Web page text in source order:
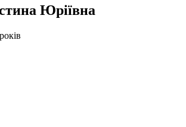
Юріївна